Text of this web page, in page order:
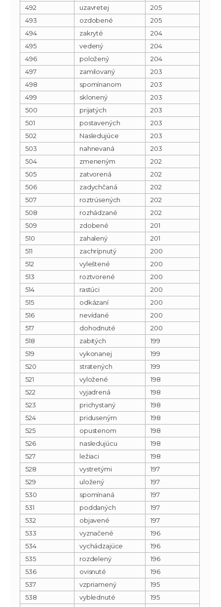
492
uzavretej
205
493
ozdobené
205
494
zakryté
204
495
vedený
204
496
položený
204
497
zamilovaný
203
498
spomínanom
203
499
sklonený
203
500
prijatých
203
501
postavených
203
502
Nasledujúce
203
503
nahnevaná
203
504
zmeneným
202
505
zatvorená
202
506
zadychčaná
202
507
roztrúsených
202
508
rozhádzané
202
509
zdobené
201
510
zahalený
201
511
zachrípnutý
200
512
vyleštené
200
513
roztvorené
200
514
rastúci
200
515
odkázaní
200
516
nevídané
200
517
dohodnuté
200
518
zabitých
199
519
vykonanej
199
520
stratených
199
521
vyložené
198
522
vyjadrená
198
523
prichystaný
198
524
priduseným
198
525
opustenom
198
526
nasledujúcu
198
527
ležiaci
198
528
vystretými
197
529
uložený
197
530
spomínaná
197
531
poddaných
197
532
objavené
197
533
vyznačené
196
534
vychádzajúce
196
535
rozdelený
196
536
ovisnuté
196
537
vzpriamený
195
538
vyblednuté
195